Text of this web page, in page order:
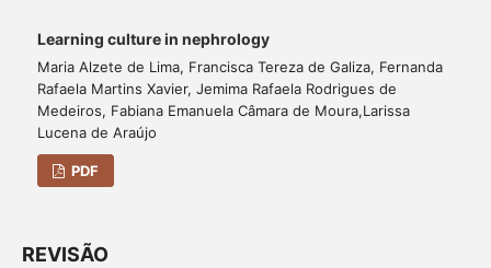
Learning culture in nephrology
Maria Alzete de Lima, Francisca Tereza de Galiza, Fernanda
Rafaela Martins Xavier, Jemima Rafaela Rodrigues de
Medeiros, Fabiana Emanuela Câmara de Moura,Larissa
Lucena de Araújo
PDF
REVISÃO